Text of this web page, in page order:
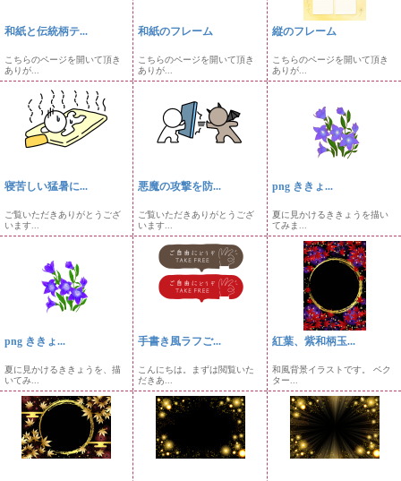
和紙と伝統柄テ...
こちらのページを開いて頂き
ありが...
和紙のフレーム
こちらのページを開いて頂き
ありが...
縦のフレーム
こちらのページを開いて頂き
ありが...
寝苦しい猛暑に...
ご覧いただきありがとうござ
います...
悪魔の攻撃を防...
ご覧いただきありがとうござ
います...
png ききょ...
夏に見かけるききょうを描い
てみま...
png ききょ...
夏に見かけるききょうを、描
いてみ...
手書き風ラフご...
こんにちは。まずは閲覧いた
だきあ...
紅葉、紫和柄玉...
和風背景イラストです。 ベク
ター...